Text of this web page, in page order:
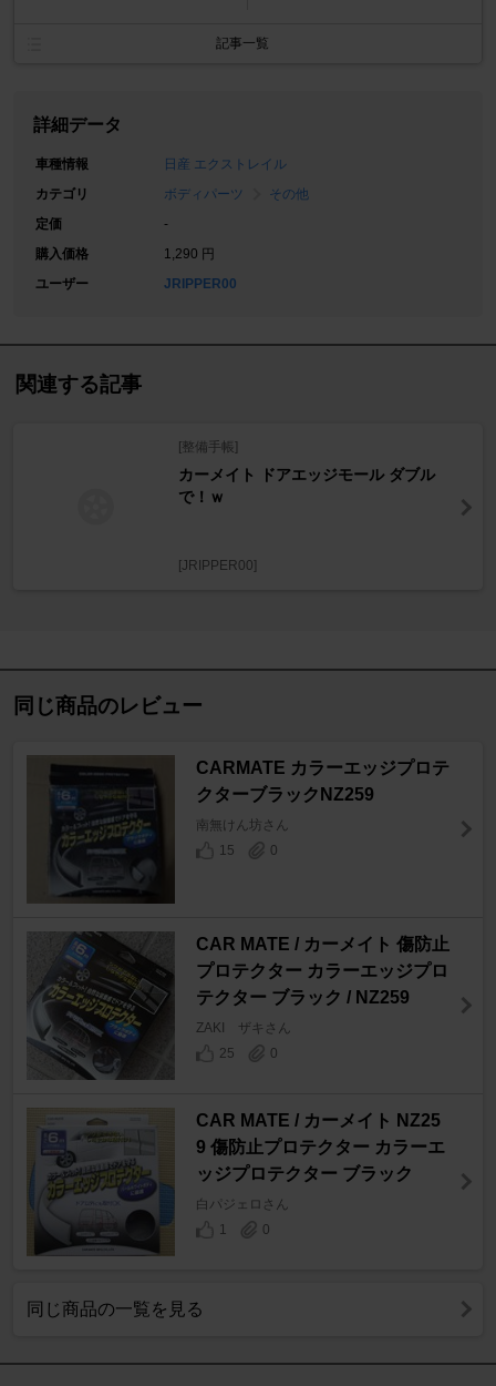
記事一覧
詳細データ
車種情報
日産 エクストレイル
カテゴリ
ボディパーツ
その他
定価
-
購入価格
1,290 円
ユーザー
JRIPPER00
関連する記事
[整備手帳]
カーメイト ドアエッジモール ダブル
で！ｗ
[JRIPPER00]
同じ商品のレビュー
CARMATE カラーエッジプロテ
クターブラックNZ259
南無けん坊さん
15
0
CAR MATE / カーメイト 傷防止
プロテクター カラーエッジプロ
テクター ブラック / NZ259
ZAKI ザキさん
25
0
CAR MATE / カーメイト NZ25
9 傷防止プロテクター カラーエ
ッジプロテクター ブラック
白パジェロさん
1
0
同じ商品の一覧を見る